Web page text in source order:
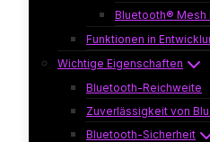
Bluetooth® Mesh
Funktionen in
Wichtige Eigenschaften
Bluetooth-Reichweite
Zuverlässigkeit von
Bluetooth-Sicherheit